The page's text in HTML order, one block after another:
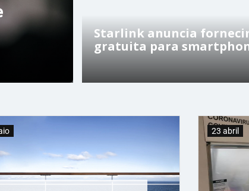
Starlink anuncia
gratuita para
23 abril